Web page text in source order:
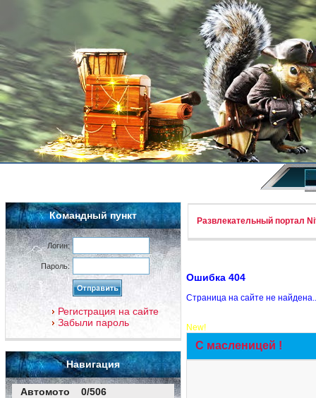
Командный пункт
Логин:
Пароль:
Регистрация на сайте
Забыли пароль
Навигация
Автомото 0/506
Развлекательный портал
Ошибка 404
Страница на сайте не
New!
С масленицей !